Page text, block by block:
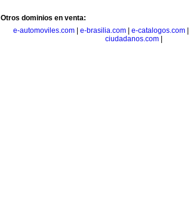
Otros dominios en venta:
e-automoviles.com
e-brasilia.com e-catalogos.com
ciudadanos.com